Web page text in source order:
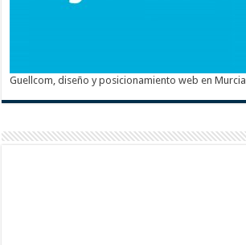
Guellcom, diseño y posicionamiento web en Murcia